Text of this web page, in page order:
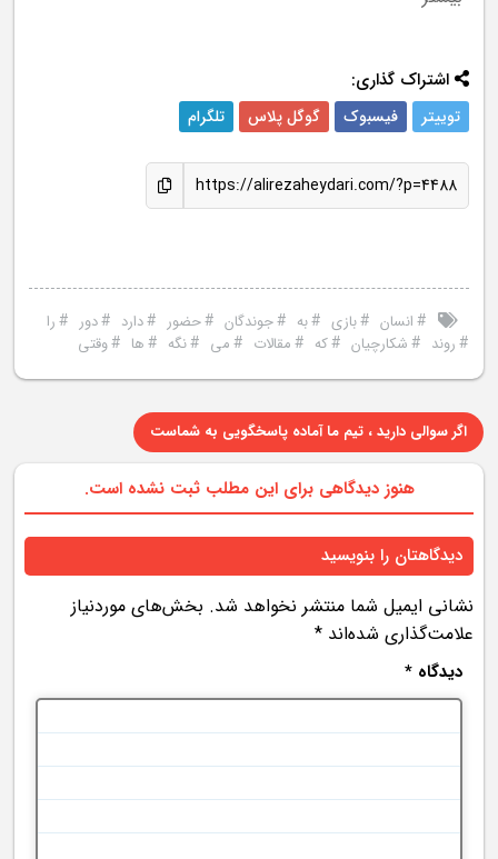
اشتراک گذاری:
توییتر فیسبوک گوگل پلاس تلگرام
https://alirezaheydari.com/?p=4488
#انسان #بازی #به #جوندگان #حضور #دارد #دور #را
#روند #شکارچیان #که #مقالات #می #نگه #ها #وقتی
اگر سوالی دارید ، تیم ما آماده پاسخگویی به شماست
هنوز دیدگاهی برای این مطلب ثبت نشده است.
دیدگاهتان را بنویسید
نشانی ایمیل شما منتشر نخواهد شد. بخش‌های موردنیاز
علامت‌گذاری شده‌اند *
دیدگاه *